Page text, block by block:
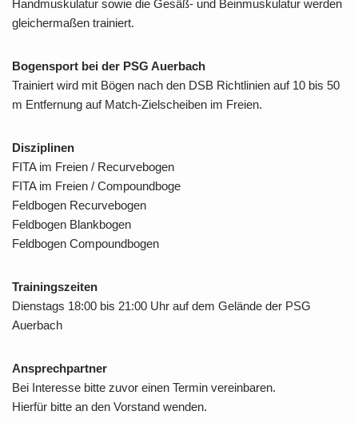
Handmuskulatur sowie die Gesäß- und Beinmuskulatur werden
gleichermaßen trainiert.
Bogensport bei der PSG Auerbach
Trainiert wird mit Bögen nach den DSB Richtlinien auf 10 bis 50
m Entfernung auf Match-Zielscheiben im Freien.
Disziplinen
FITA im Freien / Recurvebogen
FITA im Freien / Compoundboge
Feldbogen Recurvebogen
Feldbogen Blankbogen
Feldbogen Compoundbogen
Trainingszeiten
Dienstags 18:00 bis 21:00 Uhr auf dem Gelände der PSG
Auerbach
Ansprechpartner
Bei Interesse bitte zuvor einen Termin vereinbaren.
Hierfür bitte an den Vorstand wenden.